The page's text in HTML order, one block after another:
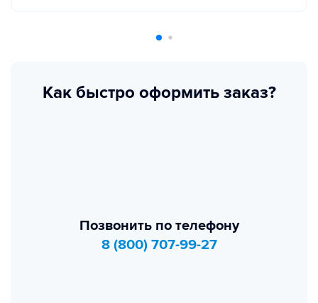
Как быстро оформить заказ?
Позвонить по телефону
8 (800) 707-99-27